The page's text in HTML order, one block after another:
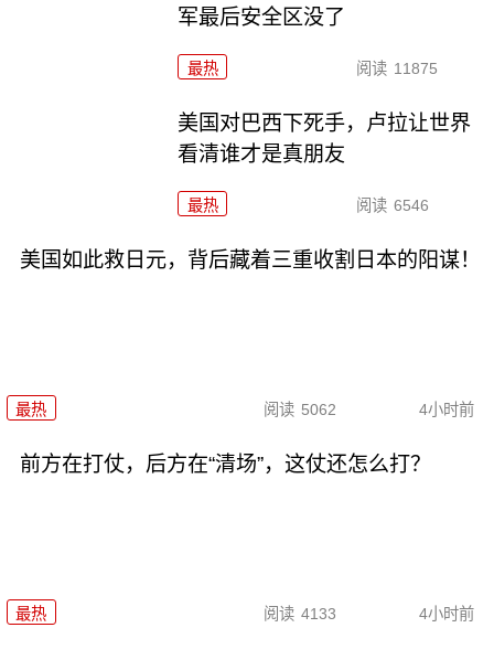
军最后安全区没了
最热 阅读 11875
美国对巴西下死手，卢拉让世界
看清谁才是真朋友
最热 阅读 6546
美国如此救日元，背后藏着三重收割日本的阳谋！
最热 阅读 5062 4小时前
前方在打仗，后方在“清场”，这仗还怎么打？
最热 阅读 4133 4小时前